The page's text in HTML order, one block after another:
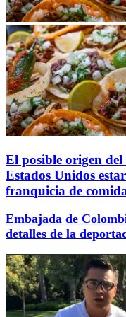
El posible origen
Estados Unidos
franquicia de
Embajada de
detalles de la